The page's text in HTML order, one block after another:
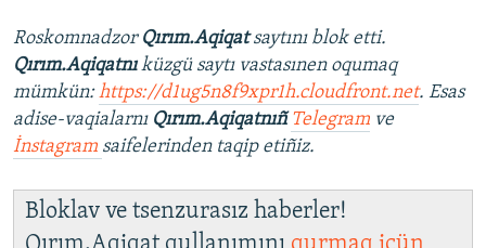
Roskomnadzor Qırım.Aqiqatsaytını blok etti.
Qırım.Aqiqatnıküzgü saytı vastasınen oqumaq
mümkün:https://d1ug5n8f9xpr1h.cloudfront.net. Esas
adise-vaqialarnı Qırım.Aqiqatnıñ Telegram ve
İnstagram saifelerinden taqip etiñiz.
Bloklav ve tsenzurasız haberler!